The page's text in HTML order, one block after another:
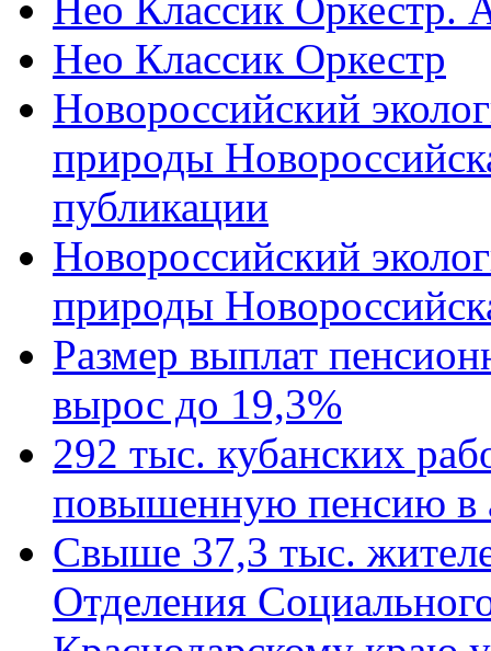
Нео Классик Оркестр
Новороссийский
природы
публикации
Новороссийский
природы
Размер выплат
вырос до 19,3%
292 тыс. кубанских
повышенную пенсию в
Свыше 37,3 тыс.
Отделения